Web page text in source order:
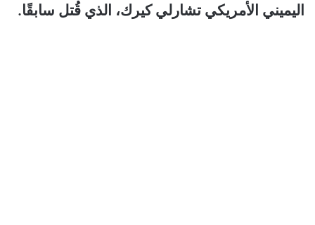
اليميني الأمريكي تشارلي كيرك، الذي قُتل سابقًا.